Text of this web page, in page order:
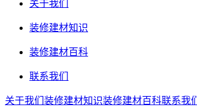
关于我们
装修建材知识
装修建材百科
联系我们
关于我们 装修建材知识装修建材百科联系我们